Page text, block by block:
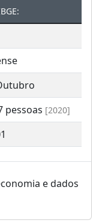
pessoas [2020]
e dados